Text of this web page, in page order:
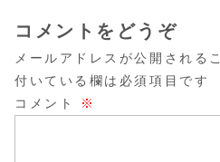
コメントをどうぞ
メールアドレスが公開される
付いている欄は必須項目です
コメント
※